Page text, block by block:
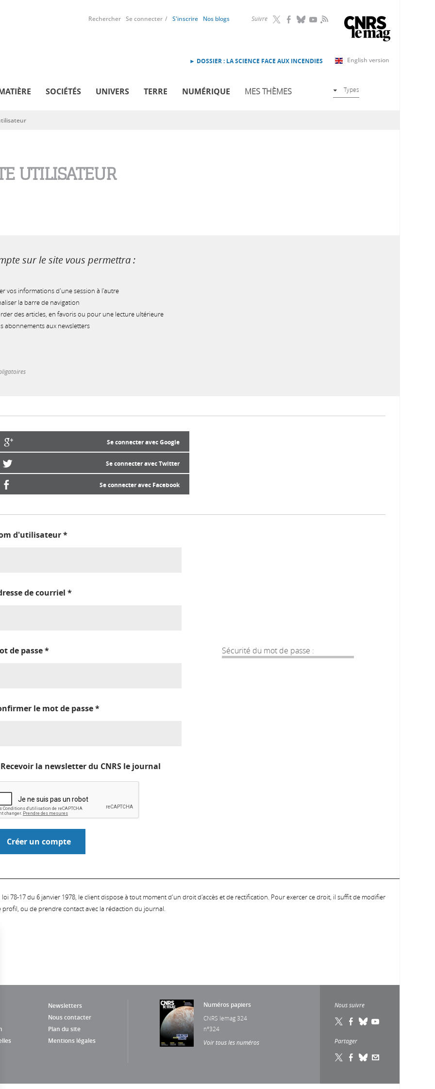
Suivre RSS
Rechercher Se connecter S'inscrire Nos blogs
English version
► DOSSIER : LA SCIENCE FACE AUX INCENDIES
SOCIÉTÉS UNIVERS TERRE NUMÉRIQUE MES THÈMES Types
UTILISATEUR
sur le site vous permettra :
vos informations d'une session à l'autre
la barre de navigation
des articles, en favoris ou pour une lecture ultérieure
abonnements aux newsletters
Se connecter avec Google
Se connecter avec Twitter
Se connecter avec Facebook
d'utilisateur*
de courriel *
Sécurité du mot de passe :
de passe*
le mot de passe*
Recevoir la newsletter du CNRS le journal
78-17 du 6 janvier 1978, le client dispose à tout moment d'un droit d'accès et de rectification. Pour exercer ce droit, il suffit de modifier
ou de prendre contact avec la rédaction du journal.
Newsletters
Nous contacter
Plan du site
Mentions légales
Numéros papiers
CNRS lemag 324
n°324
Voir tous les numéros
Nous suivre
Partager